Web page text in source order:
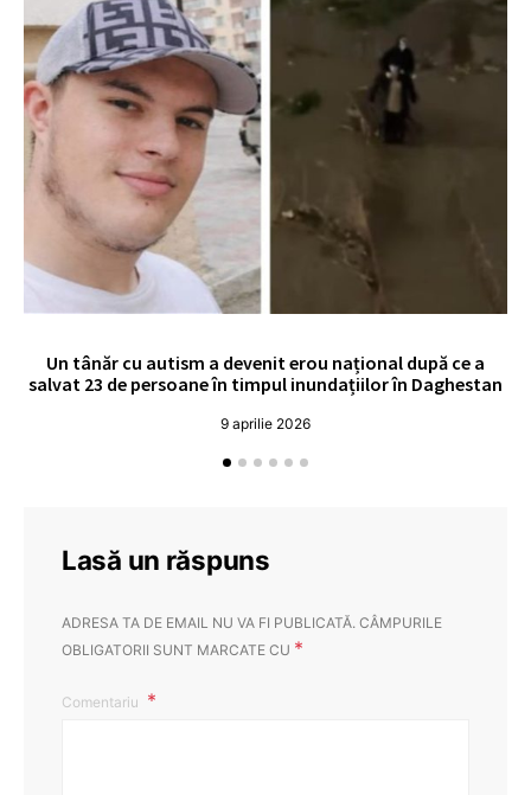
Un tânăr cu autism a devenit erou național după ce a
salvat 23 de persoane în timpul inundațiilor în Daghestan
9 aprilie 2026
Lasă un răspuns
ADRESA TA DE EMAIL NU VA FI PUBLICATĂ. CÂMPURILE
OBLIGATORII SUNT MARCATE CU *
Comentariu